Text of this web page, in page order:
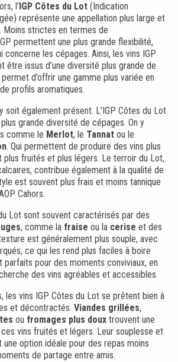
l’ IGP Côtes du Lot (Indication
représente une appellation plus large et
Moins strictes en termes de
permettent une plus grande flexibilité,
concerne les cépages. Ainsi, les vins IGP
être issus d’une diversité plus grande de
d’offrir une gamme plus variée en
profils aromatiques.
y soit également présent. L’IGP Côtes du Lot
grande diversité de cépages. On y
comme le Merlot, le Tannat ou le
. Qui permettent de produire des vins plus
plus fruités et plus légers. Le terroir du Lot,
contribue également à la qualité de
est souvent plus frais et moins tannique
Cahors.
Lot sont souvent caractérisés par des
, comme la fraise ou la cerise et des
est généralement plus souple, avec
ce qui les rend plus faciles à boire
parfaits pour des moments conviviaux, en
des vins agréables et accessibles.
les vins IGP Côtes du Lot se prêtent bien à
et décontractés. Viandes grillées,
ou fromages plus doux trouvent une
vins fruités et légers. Leur souplesse et
une option idéale pour des repas moins
de partage entre amis.